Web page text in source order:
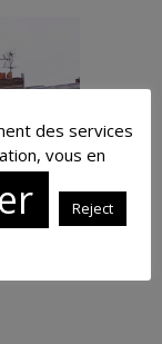
des services
vous en
Reject